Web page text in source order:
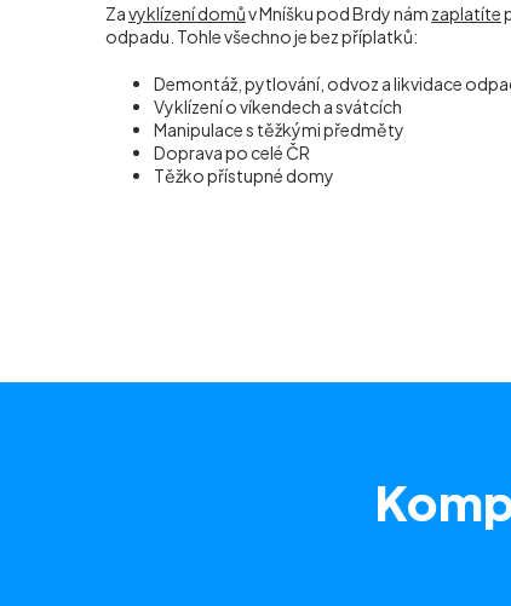
Zavyklízení domův Mníšku pod Brdy nám zaplatíte
odpadu. Tohle všechno je bez příplatků:
Demontáž, pytlování, odvoz a likvidace
Vyklízení o víkendech a svátcích
Manipulace s těžkými předměty
Doprava po celé ČR
Těžko přístupné domy